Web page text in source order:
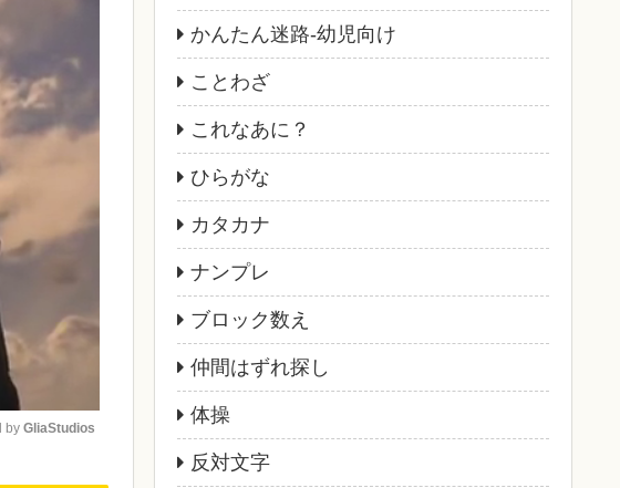
by GliaStudios
かんたん迷路-幼児向け
ことわざ
これなあに？
ひらがな
カタカナ
ナンプレ
ブロック数え
仲間はずれ探し
体操
反対文字